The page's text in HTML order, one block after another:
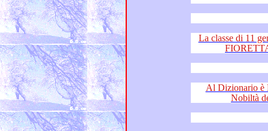
La classe di 11 generazioni
Al Dizionario è Musica